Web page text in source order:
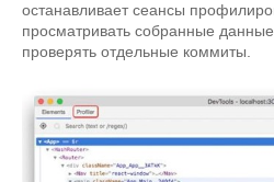
останавливает сеансы
просматривать собранные
проверять отдельные коммиты.